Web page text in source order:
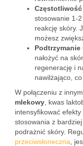
stosowanie 1-
reakcję skóry.
możesz
Podtrzymanie
nałożyć na
regenerację i
nawilżająco,
W połączeniu z
mlekowy , kwas
intensyfikować
stosowania z
podrażnić skóry.
przeciwsłoneczna ,